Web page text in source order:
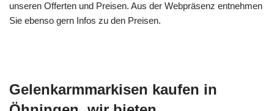
unseren Offerten und Preisen. Aus der Webpräsenz entnehmen
Sie ebenso gern Infos zu den Preisen.
Gelenkarmmarkisen kaufen in